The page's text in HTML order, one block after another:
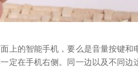
上的智能手机，要么是音量按键和
定在手机右侧。同一边以及不同边
访谈 2 月前
2026年，AI Agent正在完成从“问答工具”